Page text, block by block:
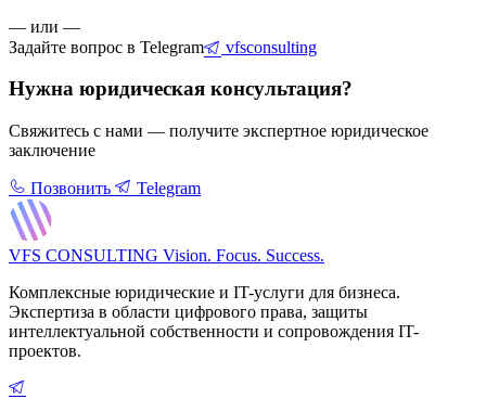
— или —
Задайте вопрос в Telegram
vfsconsulting
Нужна юридическая консультация?
Свяжитесь с нами — получите экспертное юридическое
заключение
Позвонить Telegram
VFS CONSULTING Vision. Focus. Success.
Комплексные юридические и IT-услуги для бизнеса.
Экспертиза в области цифрового права, защиты
интеллектуальной собственности и сопровождения IT-
проектов.